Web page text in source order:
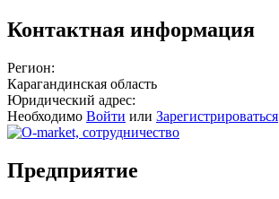
Контактная информация
Регион:
Карагандинская область
Юридический адрес:
Необходимо Войти или Зарегистрироваться
Предприятие